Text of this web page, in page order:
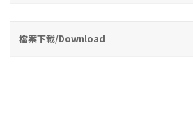
檔案下載/Download